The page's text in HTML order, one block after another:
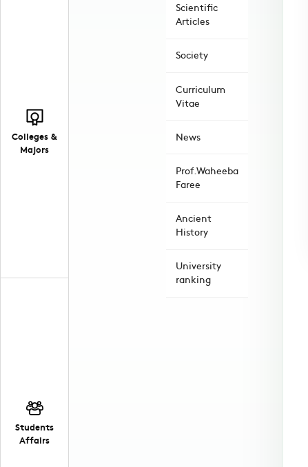
Colleges &
Majors
Students
Affairs
Scientific
Articles
Society
Curriculum
Vitae
News
Prof.Waheeba
Faree
Ancient
History
University
ranking